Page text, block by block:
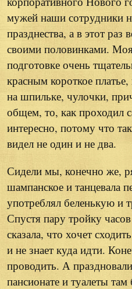
мужей наши сотрудники
празднества, а в этот
своими половинками.
подготовке очень
красным короткое
на шпильке, чулочки,
общем, то, как проходил
интересно, потому что
видел не один и не два.
Сидели мы, конечно же,
шампанское и танцевала
употреблял беленькую и
Спустя пару тройку
сказала, что хочет
и не знает куда идти.
проводить. А
пансионате и туалеты